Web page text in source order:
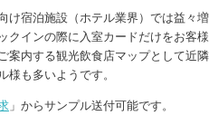
け宿泊施設（ホテル業界）では益々増
クインの際に入室カードだけをお客様
案内する観光飲食店マップとして近隣
も多いようです。
」からサンプル送付可能です。